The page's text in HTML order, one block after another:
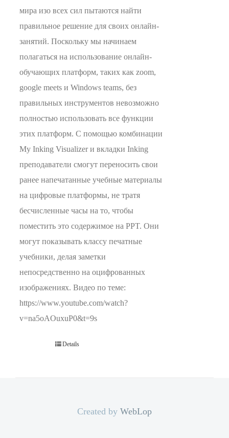
мира изо всех сил пытаются найти
правильное решение для своих онлайн-
занятий. Поскольку мы начинаем
полагаться на использование онлайн-
обучающих платформ, таких как zoom,
google meets и Windows teams, без
правильных инструментов невозможно
полностью использовать все функции
этих платформ. С помощью комбинации
My Inking Visualizer и вкладки Inking
преподаватели смогут переносить свои
ранее напечатанные учебные материалы
на цифровые платформы, не тратя
бесчисленные часы на то, чтобы
поместить это содержимое на PPT. Они
могут показывать классу печатные
учебники, делая заметки
непосредственно на оцифрованных
изображениях. Видео по теме:
https://www.youtube.com/watch?
v=na5oAOuxuP0&t=9s
Details
Created by WebLop